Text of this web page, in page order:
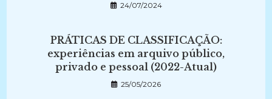
24/07/2024
PRÁTICAS DE CLASSIFICAÇÃO:
experiências em arquivo público,
privado e pessoal (2022-Atual)
25/05/2026